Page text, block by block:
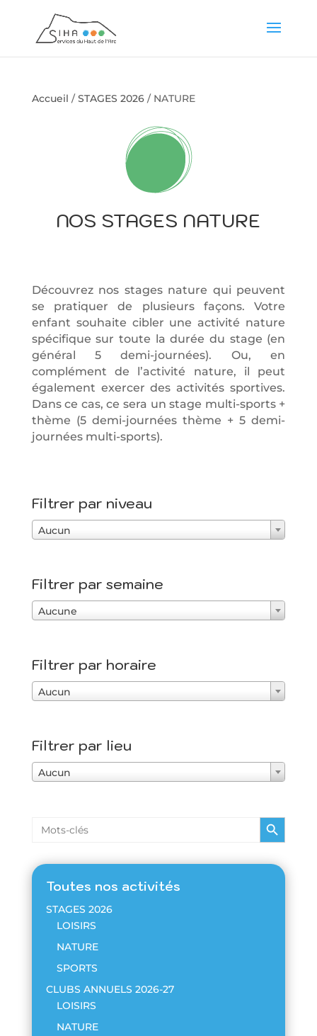
Accueil /STAGES 2026/ NATURE
NOS STAGES NATURE
Découvrez nos stages nature qui peuvent
se pratiquer de plusieurs façons. Votre
enfant souhaite cibler une activité nature
spécifique sur toute la durée du stage (en
général 5 demi-journées). Ou, en
complément de l’activité nature, il peut
également exercer des activités sportives.
Dans ce cas, ce sera un stage multi-sports +
thème (5 demi-journées thème + 5 demi-
journées multi-sports).
Filtrer par niveau
Aucun
Filtrer par semaine
Aucune
Filtrer par horaire
Aucun
Filtrer par lieu
Aucun
for:
Search Button
Toutes nos activités
STAGES 2026
LOISIRS
NATURE
SPORTS
CLUBS ANNUELS 2026-27
LOISIRS
NATURE